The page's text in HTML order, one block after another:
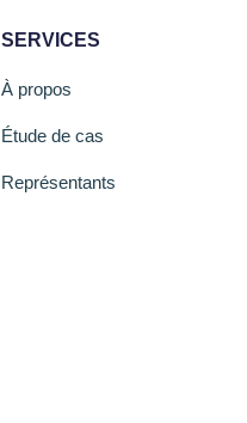
SERVICES
À propos
Étude de cas
Représentants